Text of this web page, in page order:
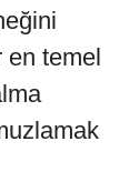
en temel